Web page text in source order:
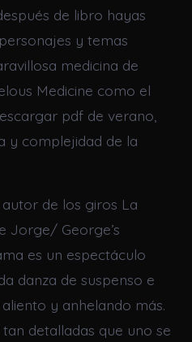
de libro hayas
y temas
medicina de
Medicine como el
pdf de verano,
y complejidad de la
de los giros La
Jorge/ George’s
es un espectáculo
danza de suspenso e
y anhelando más.
detalladas que uno se